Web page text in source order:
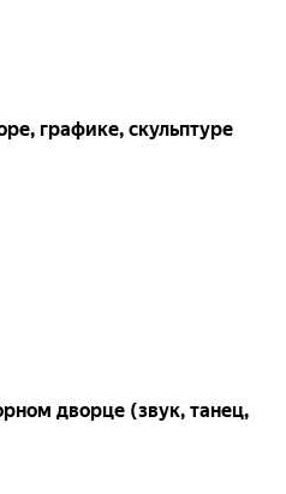
графике, скульптуре
дворце (звук, танец,